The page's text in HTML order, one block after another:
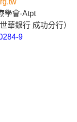
學會-Atpt
華銀行 成功分行）
9